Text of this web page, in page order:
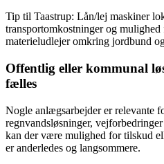
Tip til Taastrup: Lån/lej maskiner
transportomkostninger og
materieludlejer omkring jordbund
Offentlig eller kommunal
fælles
Nogle anlægsarbejder er relevante
regnvandsløsninger,
kan der være mulighed for tilskud
er anderledes og langsommere.